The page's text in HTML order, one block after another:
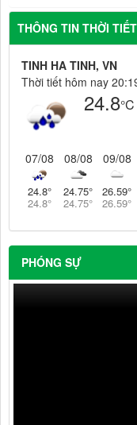
THÔNG TIN THỜI TIẾT
TINH HA TINH, VN
Thời tiết hôm nay
24.8°C
07/08
24.8°
24.8°
08/08
24.75°
24.75°
09/08
26.59°
26.59°
PHÓNG SỰ